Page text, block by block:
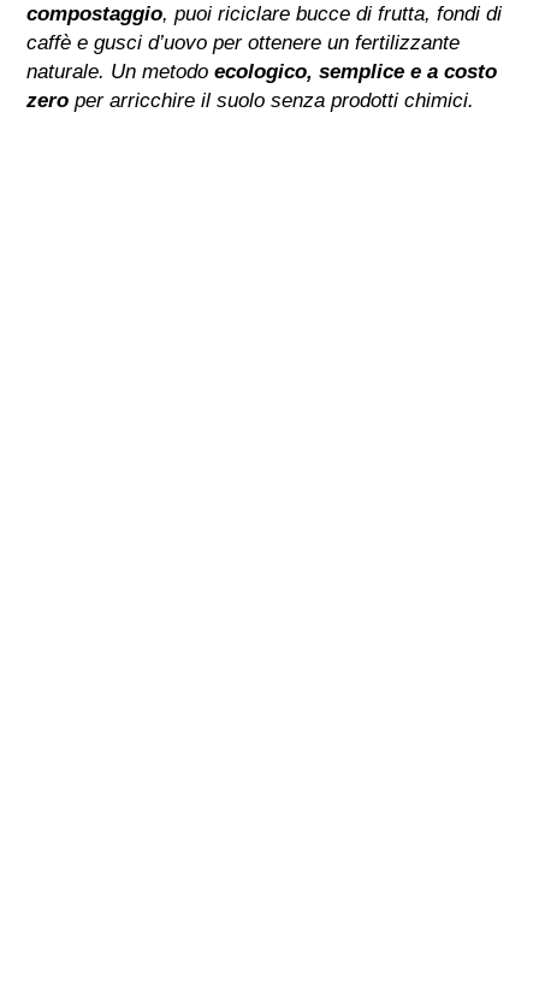
compostaggio, puoi riciclare bucce di frutta, fondi di
caffè e gusci d’uovo per ottenere un fertilizzante
naturale. Un metodoecologico, semplice e a costo
zero per arricchire il suolo senza prodotti chimici.